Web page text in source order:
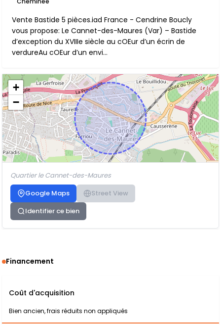
Vente Bastide 5 pièces.iad France - Cendrine Boucly
vous propose: Le Cannet-des-Maures (Var) – Bastide
d’exception du XVIIIe siècle au cOEur d’un écrin de
verdureAu cOEur d’un envi...
+
−
Quartier le Cannet-des-Maures
Google Maps
Street View
Identifier ce bien
Financement
Coût d'acquisition
Bien ancien, frais réduits non appliqués